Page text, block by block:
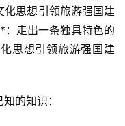
思想引领旅游强国建
走出一条独具特色的
思想引领旅游强国建
的知识：